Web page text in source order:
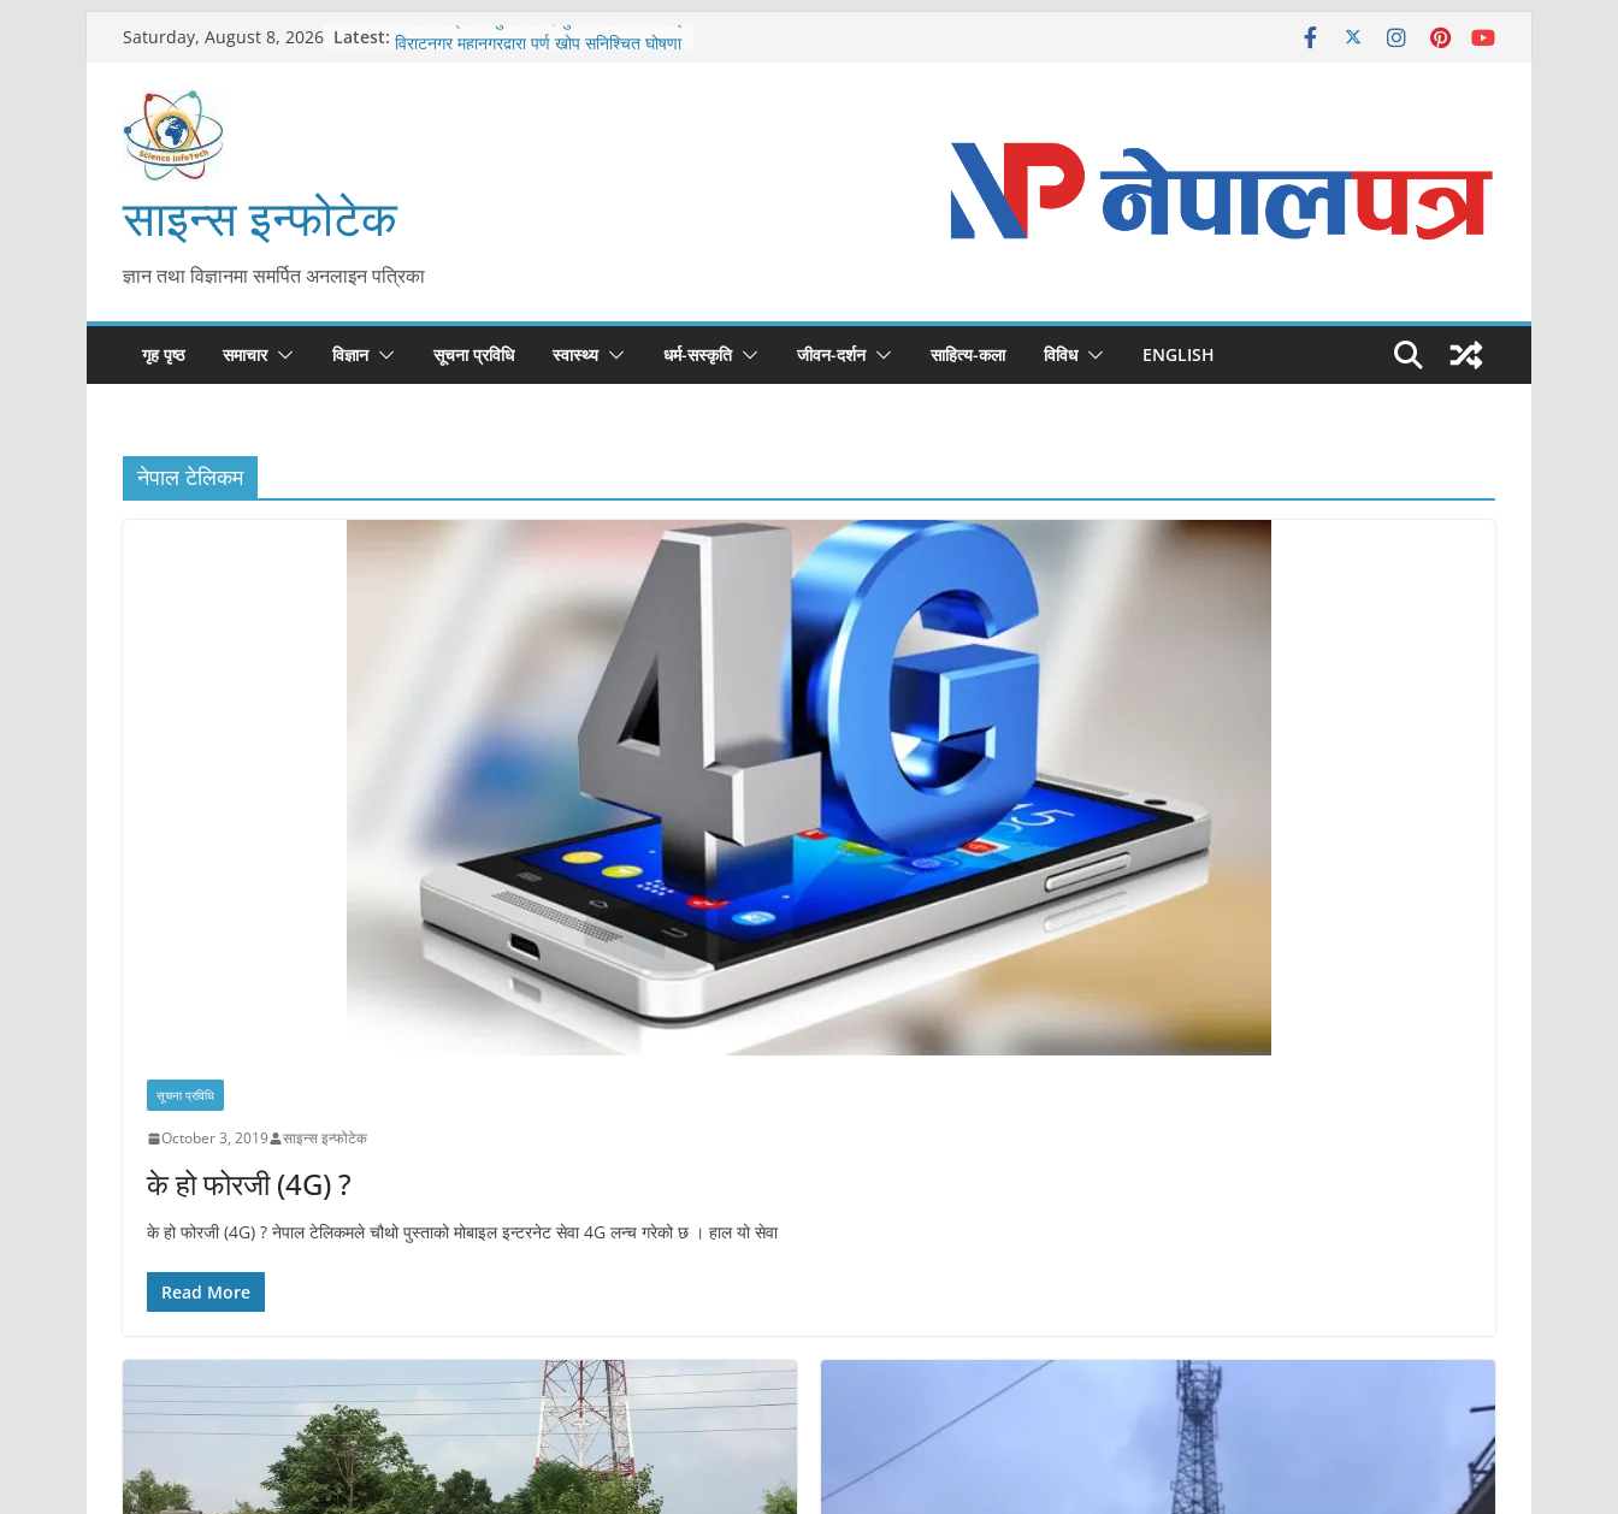
content
Saturday, August 8, 2026 Latest: कोरोना संक्रमण पुष्टिपछि दार्चुलाका सीमामा कडाइ
काभ्रेपलाञ्चोकमा आयुर्वेद स्वास्थ्योपचारतर्फ
साइन्स इन्फोटेक
ज्ञान तथा विज्ञानमा समर्पित अनलाइन पत्रिका
गृह पृष्ठ समाचार विज्ञान सूचना प्रविधि स्वास्थ्य धर्म-सस्कृति जीवन-दर्शन साहित्य-कला विविध ENGLISH
नेपाल टेलिकम
सूचना प्रविधि
October 3, 2019 साइन्स इन्फोटेक
के हो फोरजी (4G) ?
के हो फोरजी (4G) ? नेपाल टेलिकमले चौथो पुस्ताको मोबाइल इन्टरनेट सेवा 4G लन्च गरेको छ । हाल यो सेवा
Read More